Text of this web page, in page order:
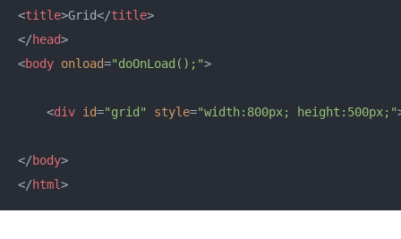
<title>Grid</title>
</head>
<body onload="doOnLoad();">
<div id="grid" style="width:800px; height:500px;"
</body>
</html>